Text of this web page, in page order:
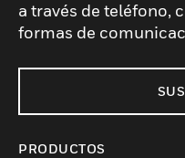
a través de teléfono,
formas de
PRODUCTOS